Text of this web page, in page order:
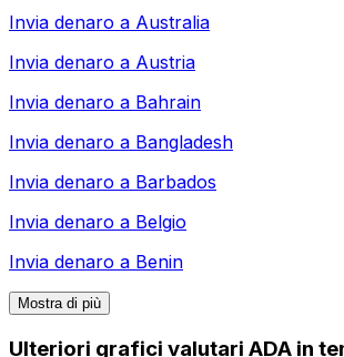
Invia denaro a Australia
Invia denaro a Austria
Invia denaro a Bahrain
Invia denaro a Bangladesh
Invia denaro a Barbados
Invia denaro a Belgio
Invia denaro a Benin
Mostra di più
Ulteriori grafici valutari ADA in